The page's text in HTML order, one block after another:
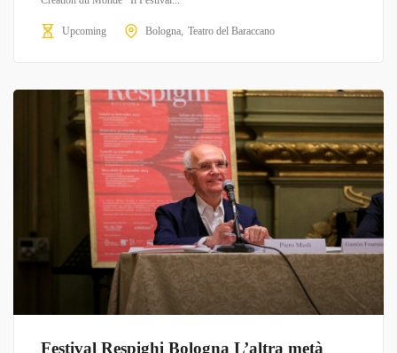
Upcoming Bologna Teatro del Baraccano
Festival Respighi Bologna L’altra metà